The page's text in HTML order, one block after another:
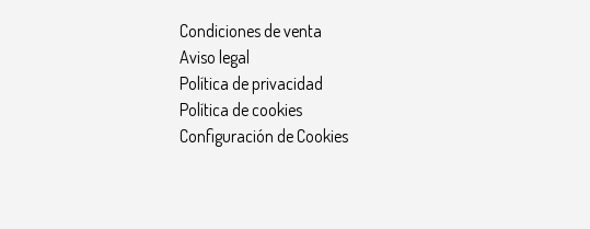
Condiciones de venta
Aviso legal
Política de privacidad
Política de cookies
Configuración de Cookies